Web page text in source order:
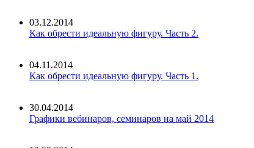
03.12.2014
Как обрести идеальную фигуру. Часть 2.
04.11.2014
Как обрести идеальную фигуру. Часть 1.
30.04.2014
Графики вебинаров, семинаров на май 2014